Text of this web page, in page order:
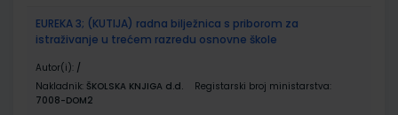
EUREKA 3; (KUTIJA) radna bilježnica s priborom za
istraživanje u trećem razredu osnovne škole
Autor(i): /
Nakladnik: ŠKOLSKA KNJIGA d.d.
Registarski broj ministarstva:
7008-DOM2